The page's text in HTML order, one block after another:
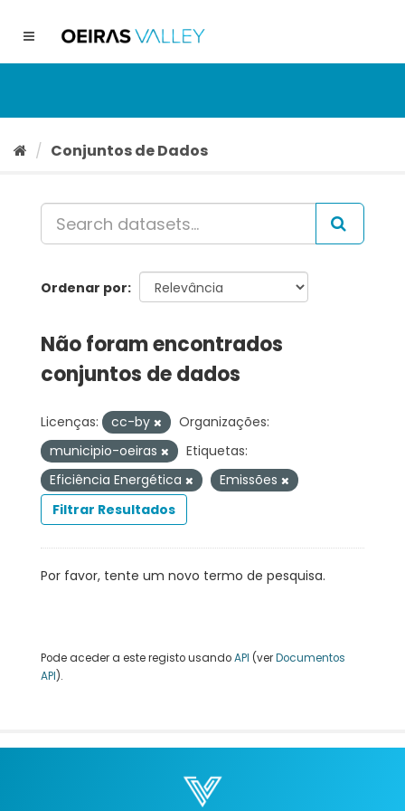
conteúdo
Toggle
Conjuntos de Dados
Ordenar por
Não foram encontrados
conjuntos de dados
Licenças: cc-by
Organizações:
municipio-oeiras
Etiquetas:
Eficiência Energética
Emissões
Filtrar Resultados
Por favor, tente um novo termo de pesquisa.
Pode aceder a este registo usandoAPI (verDocumentos
API).